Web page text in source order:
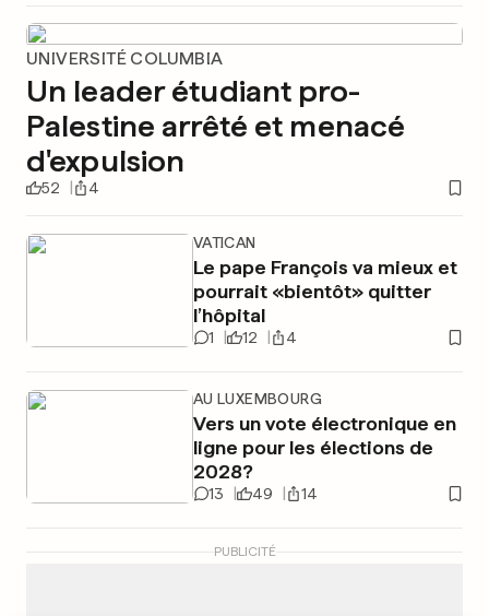
UNIVERSITÉ COLUMBIA
Un leader étudiant pro-
Palestine arrêté et menacé
d'expulsion
52 4
VATICAN
Le pape François va mieux et
pourrait «bientôt» quitter
l’hôpital
1 12 4
AU LUXEMBOURG
Vers un vote électronique en
ligne pour les élections de
2028?
13 49 14
PUBLICITÉ